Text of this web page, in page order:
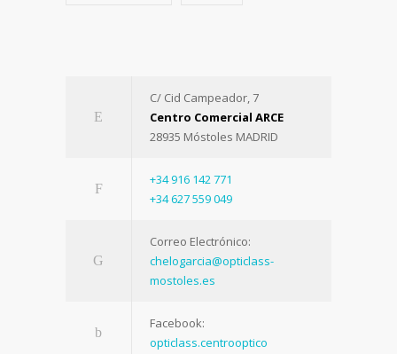
C/ Cid Campeador, 7
Centro Comercial ARCE
28935 Móstoles MADRID
+34 916 142 771
+34 627 559 049
Correo Electrónico:
chelogarcia@opticlass-
mostoles.es
Facebook:
opticlass.centrooptico